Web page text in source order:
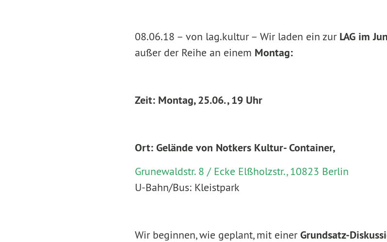
08.06.18 – von lag.kultur – Wir laden ein zur LAG im
außer der Reihe an einem Montag:
Zeit: Montag, 25.06. , 19 Uhr
Ort: Gelände von Notkers Kultur- Container,
Grunewaldstr. 8 / Ecke Elßholzstr., 10823 Berlin
U-Bahn/Bus: Kleistpark
Wir beginnen, wie geplant, mit einerGrundsatz-